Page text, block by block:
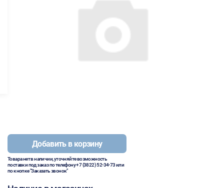
Добавить в корзину
Товара нет в наличии, уточняйте возможность
поставки под заказ по телефону+7 (3822) 52-34-73или
по кнопке "Заказать звонок"